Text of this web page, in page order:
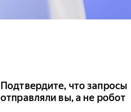
Подтвердите, что запросы
отправляли вы, а не робот